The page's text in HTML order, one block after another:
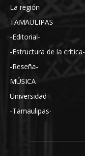
La región
TAMAULIPAS
-Editorial-
-Estructura de la crítica-
-Reseña-
MÚSICA
Universidad
-Tamaulipas-